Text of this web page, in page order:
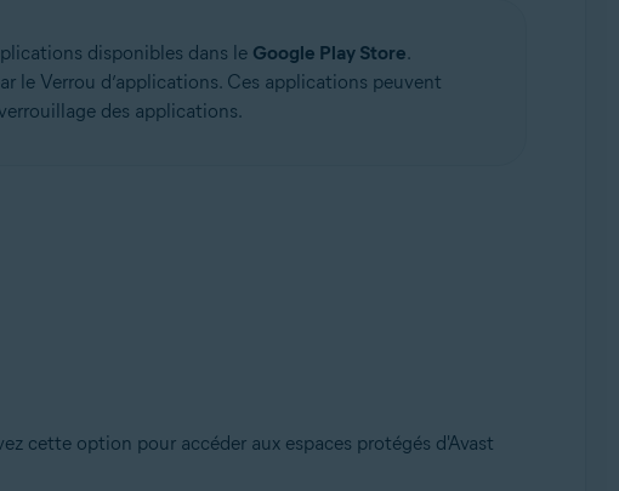
disponibles dans le Google Play Store.
le Verrou d’applications. Ces applications peuvent
des applications.
cette option pour accéder aux espaces protégés d'Avast